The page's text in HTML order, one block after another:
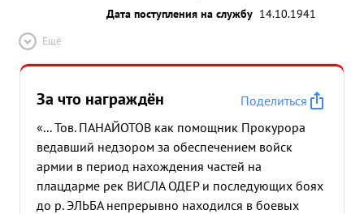
Дата поступления на службу 14.10.1941
Ещё
За что награждён
Поделиться
«... Тов. ПАНАЙОТОВ как помощник Прокурора
ведавший недзором за обеспечением войск
армии в период нахождения частей на
плацдарме рек ВИСЛА ОДЕР и последующих боях
до р. ЭЛЬБА непрерывно находился в боевых